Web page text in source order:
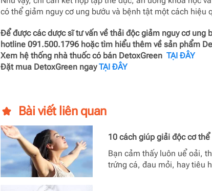
có thể giảm nguy cơ ung bướu và bệnh tật một cách hiệu
Để được các dược sĩ tư vấn về thải độc giảm nguy cơ ung
hotline 091.500.1796 hoặc tìm hiểu thêm về sản phẩm
Xem hệ thống nhà thuốc có bán DetoxGreen TẠI ĐÂY
Đặt mua DetoxGreen ngayTẠI ĐÂY
Bài viết liên quan
10 cách giúp giải độc cơ
Bạn cảm thấy luôn uể oải,
trứng cá, đau mỏi, hay tiêu